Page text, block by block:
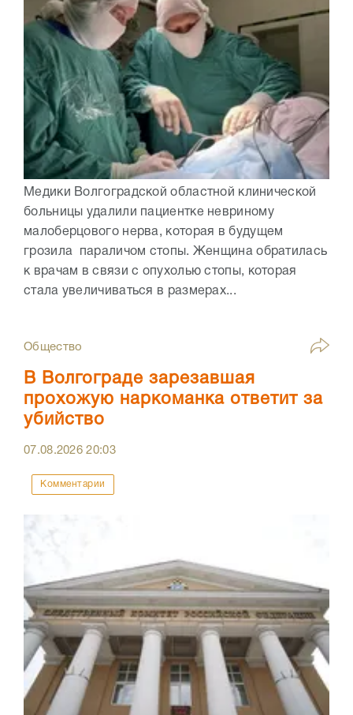
Медики Волгоградской областной клинической
больницы удалили пациентке невриному
малоберцового нерва, которая в будущем
грозила параличом стопы. Женщина обратилась
к врачам в связи с опухолью стопы, которая
стала увеличиваться в размерах...
Общество
В Волгограде зарезавшая
прохожую наркоманка ответит за
убийство
07.08.202620:03
Комментарии